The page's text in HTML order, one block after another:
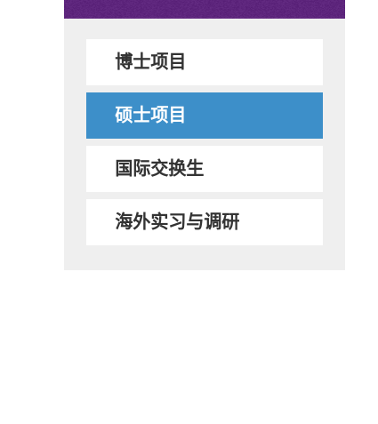
博士项目
硕士项目
国际交换生
海外实习与调研